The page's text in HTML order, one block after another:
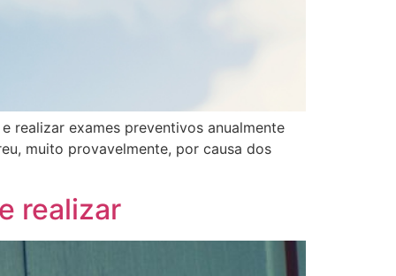
realizar exames preventivos anualmente
muito provavelmente, por causa dos
realizar